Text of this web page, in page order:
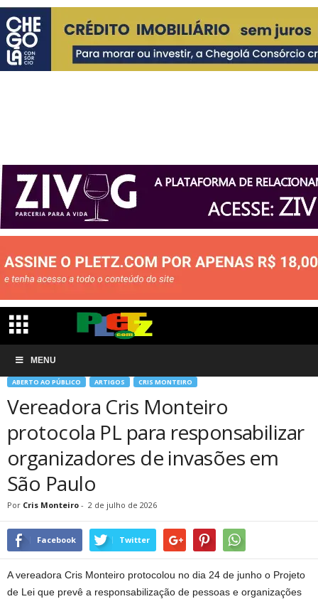
MENU
Início Aberto ao Público
ABERTO AO PÚBLICO ARTIGOS CRIS MONTEIRO
Vereadora Cris Monteiro
protocola PL para responsabilizar
organizadores de invasões em
São Paulo
Por Cris Monteiro - 2 de julho de 2026
Facebook Twitter
A vereadora Cris Monteiro protocolou no dia 24 de junho o Projeto
de Lei que prevê a responsabilização de pessoas e organizações